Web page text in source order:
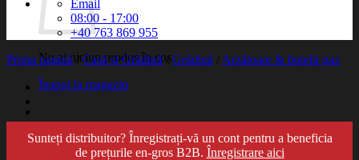
Nu ai niciun produs în coș.
Înapoi la magazin
Email
08:00 - 17:00
+40 763 869 955
Prima pagină / Casă și Grădină / Grădină Arzătoare & butelii gaz
Sunteți distribuitor? Înregistrați-vă un cont pentru a beneficia
de prețurile en-gros B2B. Înregistrare aici